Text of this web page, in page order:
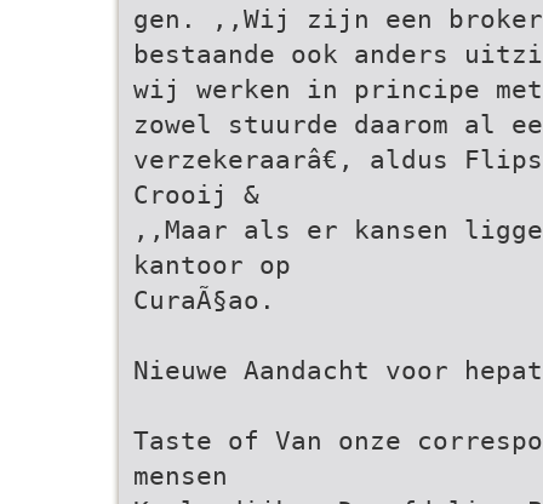
gen. ,,Wij zijn een
bestaande ook anders
wij werken in principe
zowel stuurde daarom al
verzekeraarâ€, aldus
Crooij &
,,Maar als er kansen
kantoor op
CuraÃ§ao.
Nieuwe Aandacht voor
Taste of Van onze
mensen